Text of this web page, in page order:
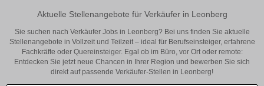
Aktuelle Stellenangebote für Verkäufer in Leonberg
Sie suchen nach Verkäufer Jobs in Leonberg? Bei uns finden Sie aktuelle
Stellenangebote in Vollzeit und Teilzeit – ideal für Berufseinsteiger, erfahrene
Fachkräfte oder Quereinsteiger. Egal ob im Büro, vor Ort oder remote:
Entdecken Sie jetzt neue Chancen in Ihrer Region und bewerben Sie sich
direkt auf passende Verkäufer-Stellen in Leonberg!